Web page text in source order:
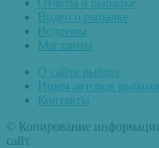
Видео о рыбалке
Водоемы
Магазины
О сайте рыбхоз
Ищем авторов
Контакты
© Копирование
сайт